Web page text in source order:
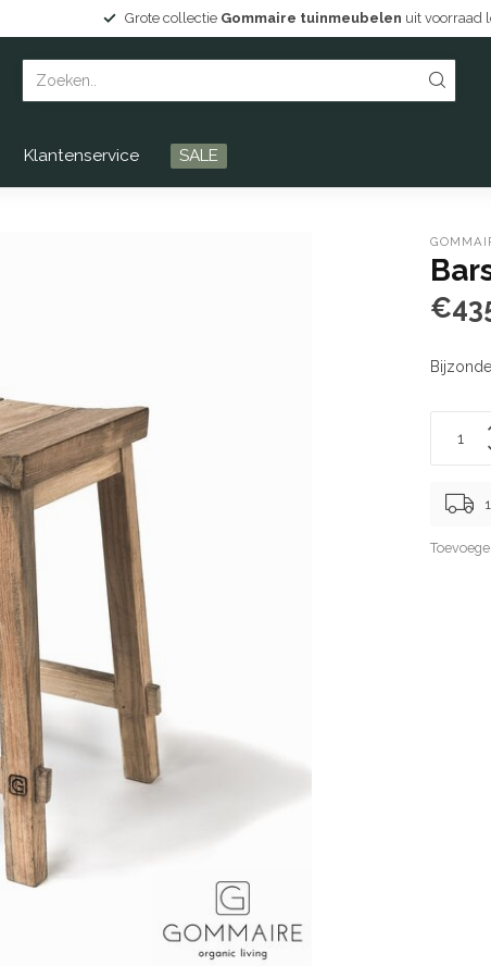
uit voorraad leverbaar Persoonlijke service en Drentse
Klantenservice SALE